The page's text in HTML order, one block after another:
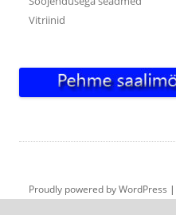
Vitriinid
Proudly powered by WordPress |